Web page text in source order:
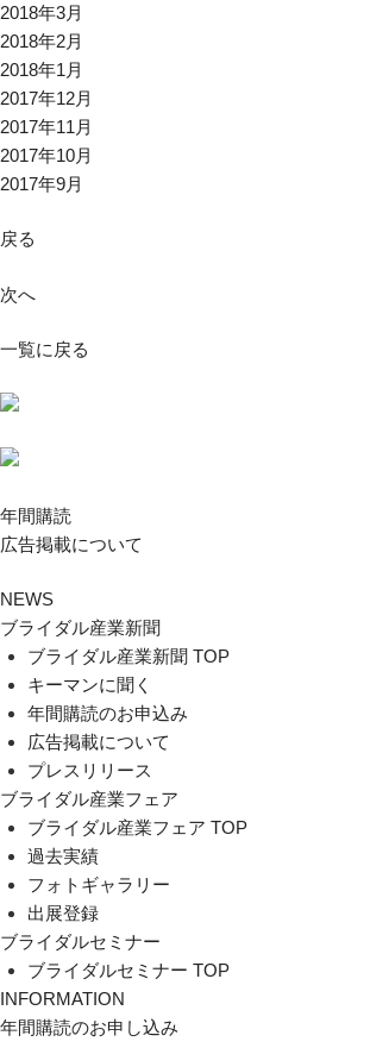
2018年3月
2018年2月
2018年1月
2017年12月
2017年11月
2017年10月
2017年9月
戻る
次へ
一覧に戻る
年間購読
広告掲載について
NEWS
ブライダル産業新聞
ブライダル産業新聞 TOP
キーマンに聞く
年間購読のお申込み
広告掲載について
プレスリリース
ブライダル産業フェア
ブライダル産業フェア TOP
過去実績
フォトギャラリー
出展登録
ブライダルセミナー
ブライダルセミナー TOP
INFORMATION
年間購読のお申し込み